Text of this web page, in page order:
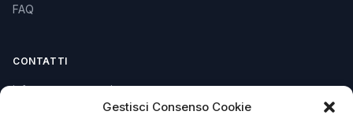
Gestisci Consenso Cookie
FAQ
CONTATTI
info@soccorsowp.it